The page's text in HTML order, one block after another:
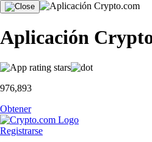
Aplicación
976,893
Obtener
Registrarse